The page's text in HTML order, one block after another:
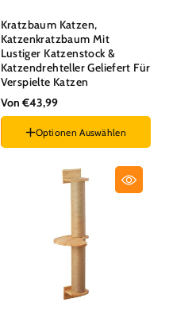
Kratzbaum Katzen,
Katzenkratzbaum Mit
Lustiger Katzenstock &
Katzendrehteller Geliefert Für
Verspielte Katzen
Von €43,99
Optionen Auswählen